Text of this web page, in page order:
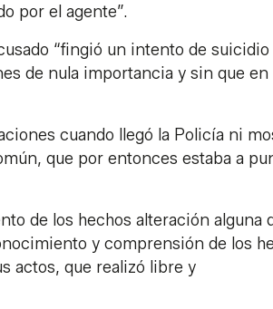
por el agente”.
“fingió un intento de suicidio
de nula importancia y sin que en
cuando llegó la Policía ni
que por entonces estaba a
de los hechos alteración alguna
y comprensión de los
actos, que realizó libre y